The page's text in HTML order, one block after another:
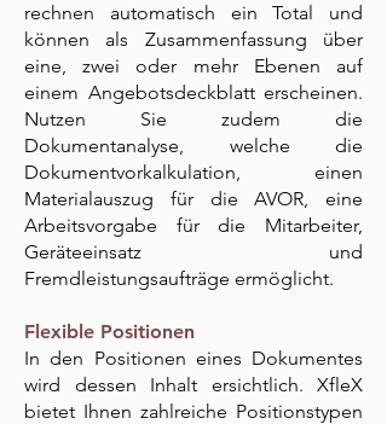
rechnen automatisch ein Total und
können als Zusammenfassung über
eine, zwei oder mehr Ebenen auf
einem Angebotsdeckblatt erscheinen.
Nutzen Sie zudem die
Dokumentanalyse, welche die
Dokumentvorkalkulation, einen
Materialauszug für die AVOR, eine
Arbeitsvorgabe für die Mitarbeiter,
Geräteeinsatz und
Fremdleistungsaufträge ermöglicht.
Flexible Positionen
In den Positionen eines Dokumentes
wird dessen Inhalt ersichtlich. XfleX
bietet Ihnen zahlreiche Positionstypen